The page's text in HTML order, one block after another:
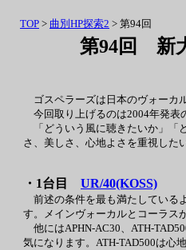
第94回 新
ゴスペラーズは日本のヴォーカ
今回取り上げるのは2004年発表
「どういう風に聴きたいか」「
さ、美しさ、心地よさを重視した
・1台目 UR/40(KOSS)
前述の条件を最も満たしている
す。メインヴォーカルとコーラス
他にはAPHN-AC30、ATH-
気になります。ATH-TAD500は心
TOP > 曲別HP探索2 > 第94回